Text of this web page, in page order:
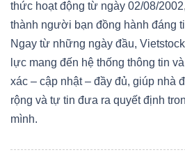
thức hoạt động từ ngày 02/08/
thành người bạn đồng hành đáng
Ngay từ những ngày đầu,
lực mang đến hệ thống thông tin
xác – cập nhật – đầy đủ, giúp nhà
rộng và tự tin đưa ra quyết định
mình.